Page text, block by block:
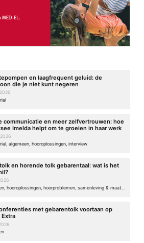
en laagfrequent geluid: de
die je niet kunt negeren
communicatie en meer zelfvertrouwen: hoe
Imelda helpt om te groeien in haar werk
algemeen, hooroplossingen, interview
en horende tolk gebarentaal: wat is het
met gebarentolk voortaan op
Extra